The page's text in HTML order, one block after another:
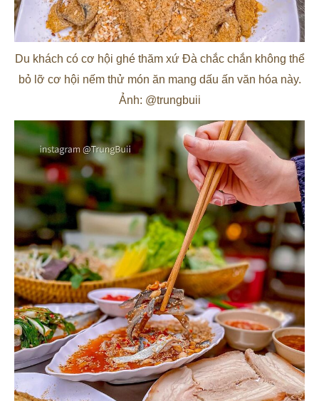
Du khách có cơ hội ghé thăm xứ Đà chắc chắn không thể
bỏ lỡ cơ hội nếm thử món ăn mang dấu ấn văn hóa này.
Ảnh: @trungbuii